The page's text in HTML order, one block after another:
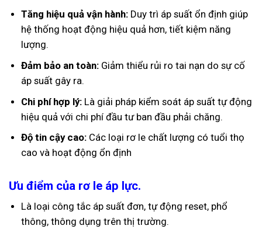
Tăng hiệu quả vận hành:Duy trì áp suất ổn định giúp
hệ thống hoạt động hiệu quả hơn, tiết kiệm năng
lượng.
Đảm bảo an toàn:Giảm thiểu rủi ro tai nạn do sự cố
áp suất gây ra.
Chi phí hợp lý:Là giải pháp kiểm soát áp suất tự động
hiệu quả với chi phí đầu tư ban đầu phải chăng.
Độ tin cậy cao:Các loại rơ le chất lượng có tuổi thọ
cao và hoạt động ổn định
Ưu điểm của rơ le áp lực.
Là loại công tắc áp suất đơn, tự động reset, phổ
thông, thông dụng trên thị trường.